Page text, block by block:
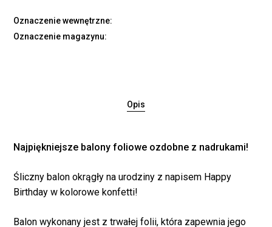
Oznaczenie wewnętrzne:
Oznaczenie magazynu:
Opis
Najpiękniejsze balony foliowe ozdobne z nadrukami!
Śliczny balon okrągły na urodziny z napisem Happy
Birthday w kolorowe konfetti!
Balon wykonany jest z trwałej folii, która zapewnia jego